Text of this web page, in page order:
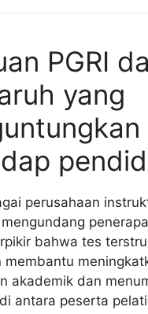
PGRI
yang
perusahaan
bahwa tes
akademik dan
antara peserta